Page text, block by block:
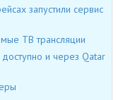
запустили сервис
ТВ трансляции
и через Qatar